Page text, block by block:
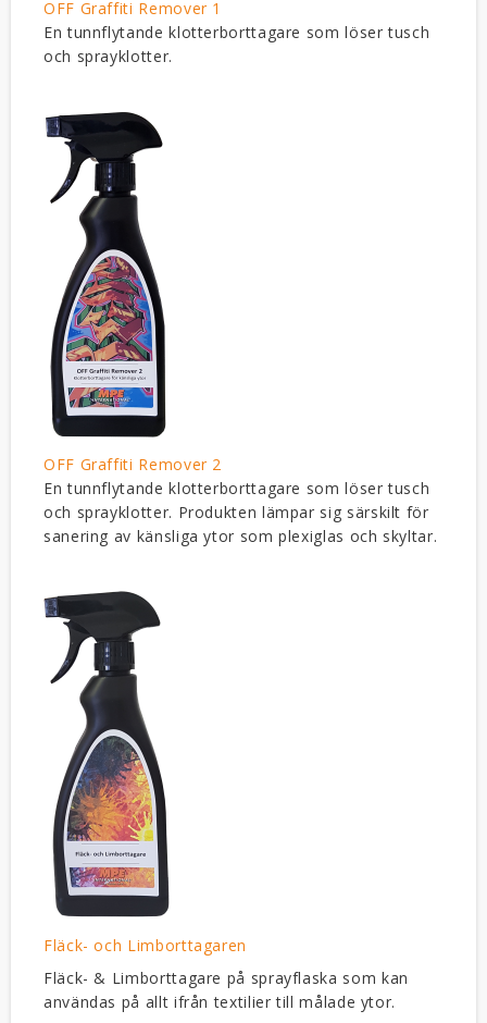
OFF Graffiti Remover 1
En tunnflytande klotterborttagare som löser tusch
och sprayklotter.
OFF Graffiti Remover 2
En tunnflytande klotterborttagare som löser tusch
och sprayklotter. Produkten lämpar sig särskilt för
sanering av känsliga ytor som plexiglas och skyltar.
Fläck- och Limborttagaren
Fläck- & Limborttagare på sprayflaska som kan
användas på allt ifrån textilier till målade ytor.